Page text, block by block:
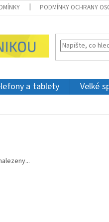
PODMÍNKY OCHRANY
a tablety Velké